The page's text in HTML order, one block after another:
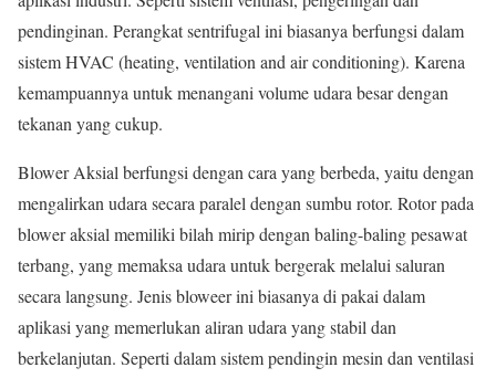
pendinginan. Perangkat sentrifugal ini biasanya berfungsi dalam
sistem HVAC (heating, ventilation and air conditioning). Karena
kemampuannya untuk menangani volume udara besar dengan
tekanan yang cukup.
Blower Aksial berfungsi dengan cara yang berbeda, yaitu dengan
mengalirkan udara secara paralel dengan sumbu rotor. Rotor pada
blower aksial memiliki bilah mirip dengan baling-baling pesawat
terbang, yang memaksa udara untuk bergerak melalui saluran
secara langsung. Jenis bloweer ini biasanya di pakai dalam
aplikasi yang memerlukan aliran udara yang stabil dan
berkelanjutan. Seperti dalam sistem pendingin mesin dan ventilasi